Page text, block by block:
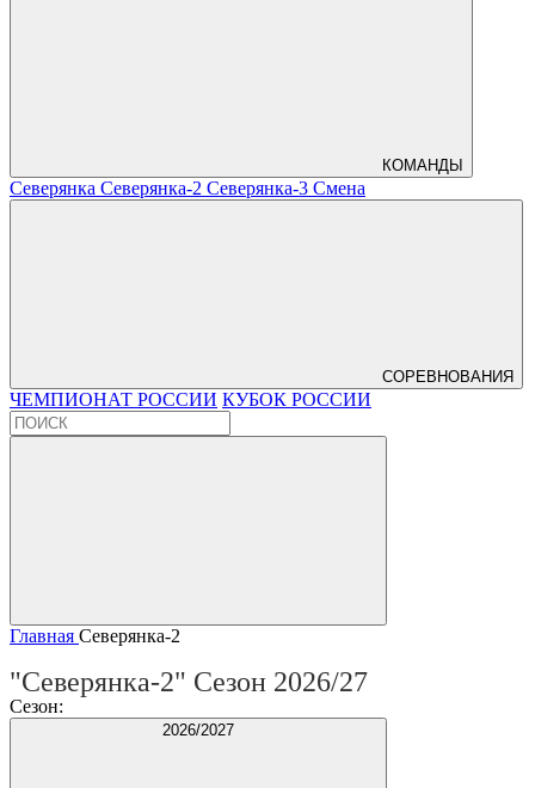
КОМАНДЫ
Северянка Северянка-2 Северянка-3 Смена
СОРЕВНОВАНИЯ
ЧЕМПИОНАТ РОССИИ КУБОК РОССИИ
Главная Северянка-2
"Северянка-2" Сезон 2026/27
Сезон:
2026/2027